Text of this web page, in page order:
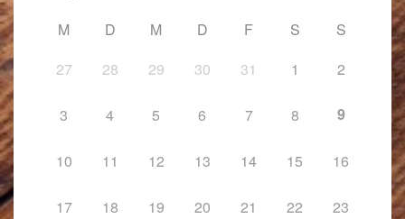
M D M D F S
S
27
28 29 30 31 1 2
3 4 5 6 7 8 9
10 11 12 13 14 15 16
17 18 19 20 21 22 23